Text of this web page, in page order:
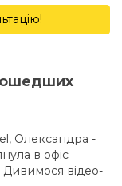
Олександра -
в офіс
Дивимося відео-